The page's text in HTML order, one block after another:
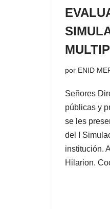
por ENID
Señores
públicas y
se les
del I
institución.
Hilarion.